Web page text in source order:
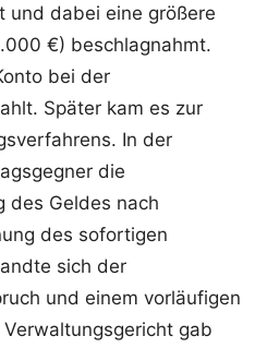
und dabei eine größere
€) beschlagnahmt.
bei der
Später kam es zur
In der
die
des Geldes nach
des sofortigen
sich der
und einem vorläufigen
gab